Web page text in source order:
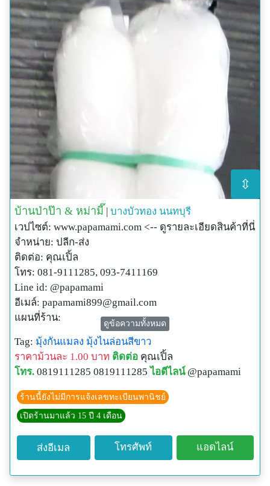
⇳
บ้านป่าป๊า & หม่ามี๊ | บางบัวทอง นนทบุรี
เวปไซต์: www.papamami.com <-- ดูรายละเอียดสินค้าที่นี่
จำหน่าย: ปลีก-ส่ง
ติดต่อ: คุณเปิ้ล
โทร: 081-9111285, 093-7411169
Line id: @papamami
อีเมล์: papamami899@gmail.com
แผนที่ร้าน:
http://www.papamami.com/index.phplay=show&ac=arti
cle&Id=539360476
พิกัดGPSของร้าน:
N13o54' 12.3"
E100o24' 27.8"
ดูข้อความทั้งหมด
Tag: มุ้งกันแมลง มุ้งไนล่อนสีขาว
ราคาม้วนละ 1.00 บาท ติดต่อ คุณเปิ้ล
โทร. 0819111285 0819111285 ไอดีไลน์ @papamami
ร้านนี้ยังไม่มีการแจ้งเลขทะเบียนพานิชย์
เปิดร้านมาแล้ว 15 ปี 4 เดือน
ส่งอีเมล โทรศัพท์ แอดไลน์